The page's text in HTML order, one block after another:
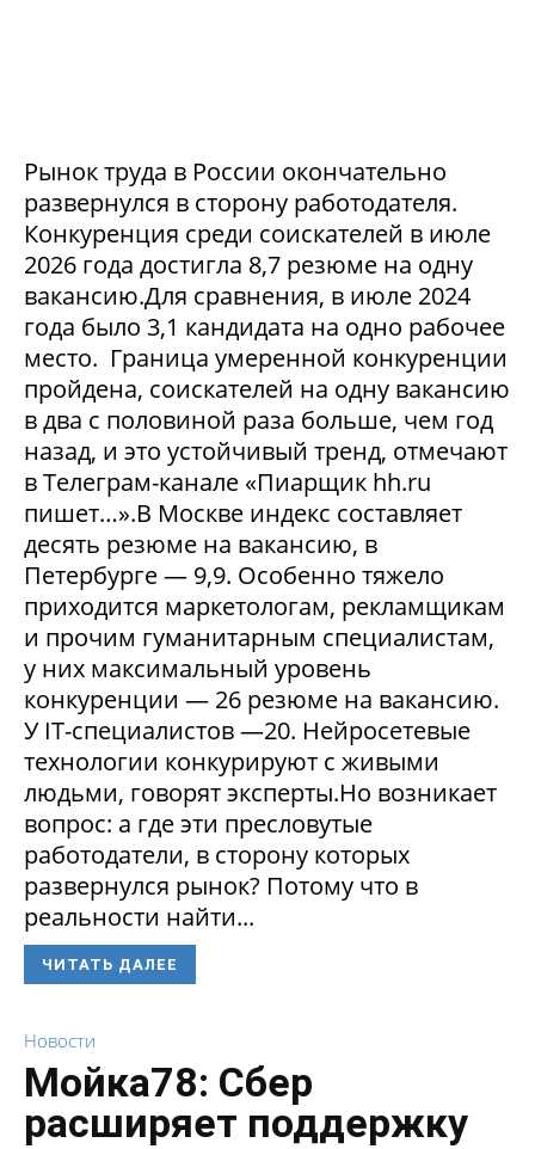
Рынок труда в России окончательно
развернулся в сторону работодателя.
Конкуренция среди соискателей в июле
2026 года достигла 8,7 резюме на одну
вакансию.Для сравнения, в июле 2024
года было 3,1 кандидата на одно рабочее
место. Граница умеренной конкуренции
пройдена, соискателей на одну вакансию
в два с половиной раза больше, чем год
назад, и это устойчивый тренд, отмечают
в Телеграм-канале «Пиарщик hh.ru
пишет…».В Москве индекс составляет
десять резюме на вакансию, в
Петербурге — 9,9. Особенно тяжело
приходится маркетологам, рекламщикам
и прочим гуманитарным специалистам,
у них максимальный уровень
конкуренции — 26 резюме на вакансию.
У IT-специалистов —20. Нейросетевые
технологии конкурируют с живыми
людьми, говорят эксперты.Но возникает
вопрос: а где эти пресловутые
работодатели, в сторону которых
развернулся рынок? Потому что в
реальности найти...
ЧИТАТЬ ДАЛЕЕ
Новости
Мойка78: Сбер
расширяет поддержку